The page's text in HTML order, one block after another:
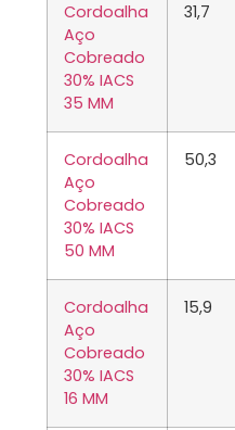
Cordoalha
Aço
Cobreado
30% IACS
35 MM
31,7
Cordoalha
Aço
Cobreado
30% IACS
50 MM
50,3
Cordoalha
Aço
Cobreado
30% IACS
16 MM
15,9